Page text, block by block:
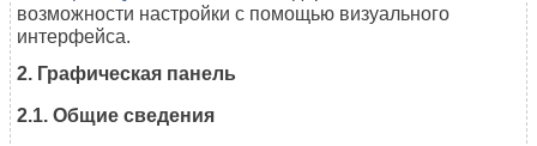
возможности настройки с помощью визуального
интерфейса.
2. Графическая панель
2.1. Общие сведения